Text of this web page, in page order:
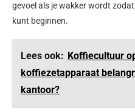
gevoel als je wakker wordt
kunt beginnen.
Lees ook: Koffiecultuur
koffiezetapparaat
kantoor?